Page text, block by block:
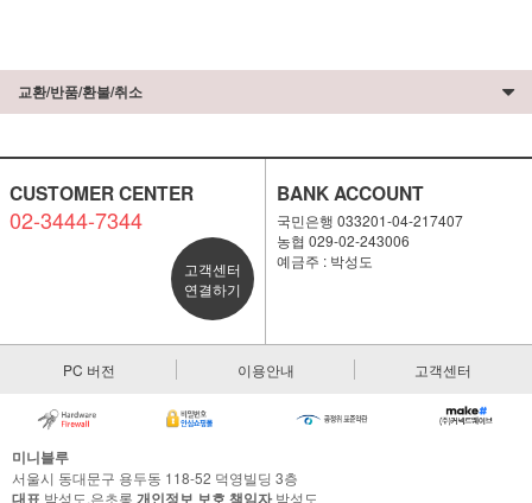
교환/반품/환불/취소
CUSTOMER CENTER
02-3444-7344
고객센터
연결하기
BANK ACCOUNT
국민은행 033201-04-217407
농협 029-02-243006
예금주 : 박성도
PC 버전 이용안내 고객센터
미니블루
서울시 동대문구 용두동 118-52 덕영빌딩 3층
대표 박성도,은초롱 개인정보 보호 책임자박성도